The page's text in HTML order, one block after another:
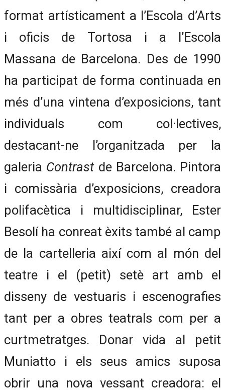
format artísticament a l’Escola d’Arts
i oficis de Tortosa i a l’Escola
Massana de Barcelona. Des de 1990
ha participat de forma continuada en
més d’una vintena d’exposicions, tant
individuals com col·lectives,
destacant-ne l’organitzada per la
galeria Contrastde Barcelona. Pintora
i comissària d’exposicions, creadora
polifacètica i multidisciplinar, Ester
Besolí ha conreat èxits també al camp
de la cartelleria així com al món del
teatre i el (petit) setè art amb el
disseny de vestuaris i escenografies
tant per a obres teatrals com per a
curtmetratges. Donar vida al petit
Muniatto i els seus amics suposa
obrir una nova vessant creadora: el